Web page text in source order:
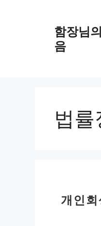
함장님
음
법률
개인